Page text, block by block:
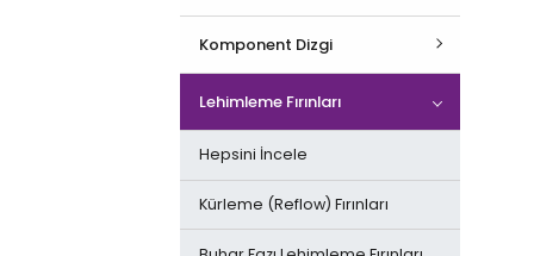
Hepsini İncele
Komponent Dizgi
Hepsini İncele
SMD Komponent Dizgi
Özel Şekilli Komponent Dizgi
THT Radyal & Aksiyel
Lehimleme Fırınları
Hepsini İncele
Kürleme (Reflow) Fırınları